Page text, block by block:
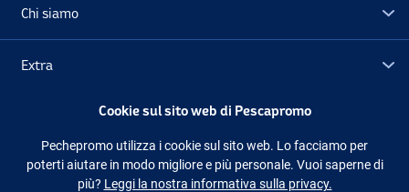
Chi siamo
Extra
Seguici Facebook Instagram
Cookie sul sito web di Pescapromo
Pechepromo utilizza i cookie sul sito web. Lo facciamo per
poterti aiutare in modo migliore e più personale. Vuoi saperne di
più? Leggi la nostra informativa sulla privacy.